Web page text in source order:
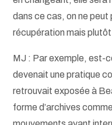
dans ce cas, on ne peut
récupération mais
MJ : Par exemple, est-
devenait une pratique
retrouvait exposée à
forme d’archives